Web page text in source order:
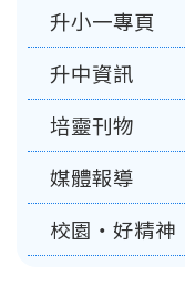
升小一專頁
升中資訊
培靈刊物
媒體報導
校園‧好精神